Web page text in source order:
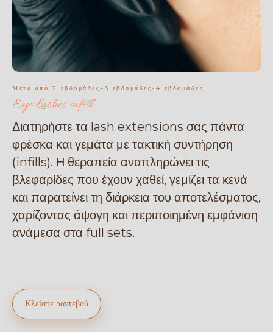
Μετά από 2 εβδομάδες–3 εβδομάδες-4 εβδομάδες
Eye Lashes infill
Διατηρήστε τα lash extensions σας πάντα
φρέσκα και γεμάτα με τακτική συντήρηση
(infills). Η θεραπεία αναπληρώνει τις
βλεφαρίδες που έχουν χαθεί, γεμίζει τα κενά
και παρατείνει τη διάρκεια του αποτελέσματος,
χαρίζοντας άψογη και περιποιημένη εμφάνιση
ανάμεσα στα full sets.
Κλείστε ραντεβού